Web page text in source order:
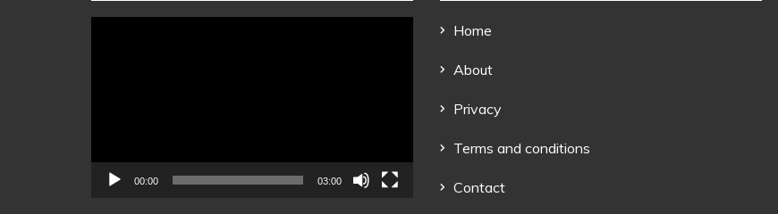
00:00 03:00
Home
About
Privacy
Terms and conditions
Contact